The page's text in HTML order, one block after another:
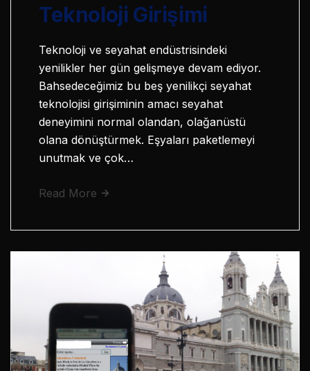
Teknoloji Girişimi
Teknoloji ve seyahat endüstrisindeki
yenilikler her gün gelişmeye devam ediyor.
Bahsedeceğimiz bu beş yenilikçi seyahat
teknolojisi girişiminin amacı seyahat
deneyimini normal olandan, olağanüstü
olana dönüştürmek. Eşyaları paketlemeyi
unutmak ve çok…
Read More